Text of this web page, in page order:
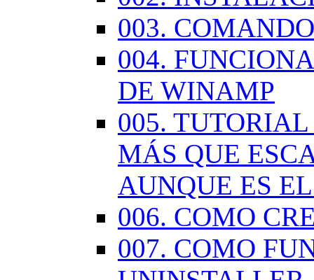
003.
004.
DE WINAMP
005.
MÁS QUE
AUNQUE ES
006. COMO
007. COMO